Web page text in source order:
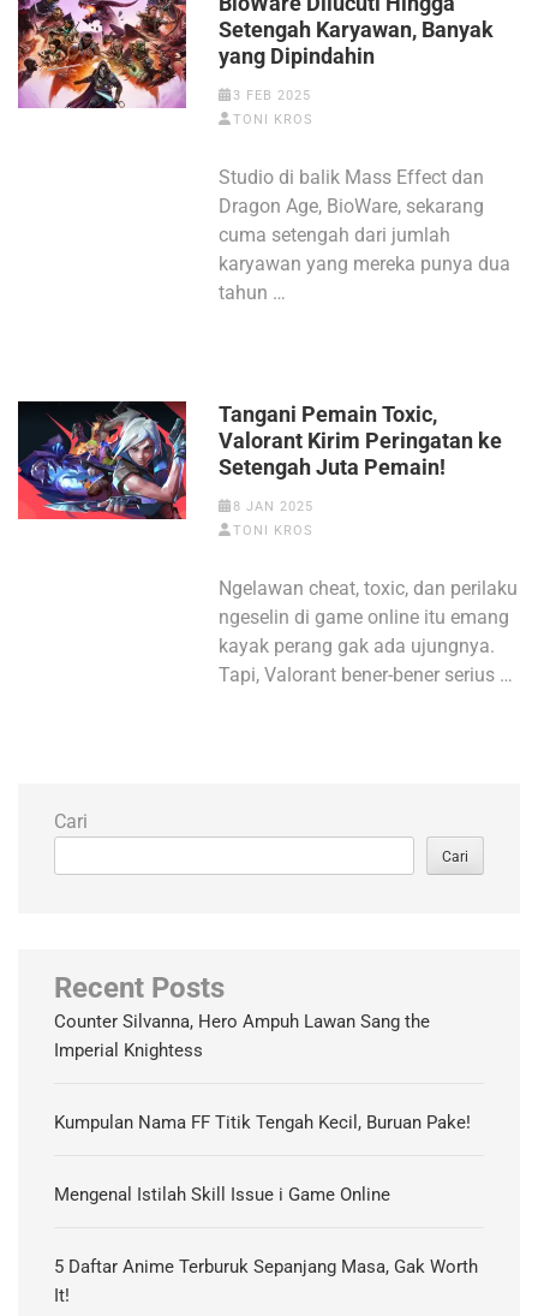
Setengah Karyawan, Banyak
yang Dipindahin
3 FEB 2025
TONI KROS
Studio di balik Mass Effect dan
Dragon Age, BioWare, sekarang
cuma setengah dari jumlah
karyawan yang mereka punya dua
tahun …
Tangani Pemain Toxic,
Valorant Kirim Peringatan ke
Setengah Juta Pemain!
8 JAN 2025
TONI KROS
Ngelawan cheat, toxic, dan perilaku
ngeselin di game online itu emang
kayak perang gak ada ujungnya.
Tapi, Valorant bener-bener serius …
Cari
Cari
Recent Posts
Counter Silvanna, Hero Ampuh Lawan Sang the
Imperial Knightess
Kumpulan Nama FF Titik Tengah Kecil, Buruan Pake!
Mengenal Istilah Skill Issue i Game Online
5 Daftar Anime Terburuk Sepanjang Masa, Gak Worth
It!